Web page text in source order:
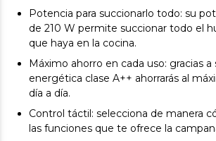
Potencia para succionarlo todo: su
de 210 W permite succionar todo el
que haya en la cocina.
Máximo ahorro en cada uso: gracias
energética clase A++ ahorrarás al
día a día.
Control táctil: selecciona de manera
las funciones que te ofrece la